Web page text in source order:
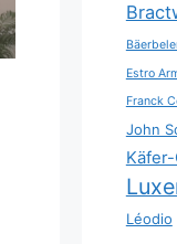
Estro
Franck
John
Léodio